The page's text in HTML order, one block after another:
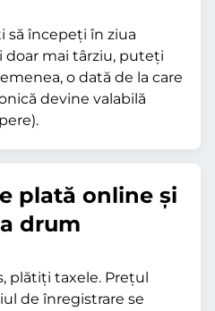
să începeți în ziua
doar mai târziu, puteți
o dată de la care
devine valabilă
plată online şi
drum
plătiți taxele. Prețul
de înregistrare se